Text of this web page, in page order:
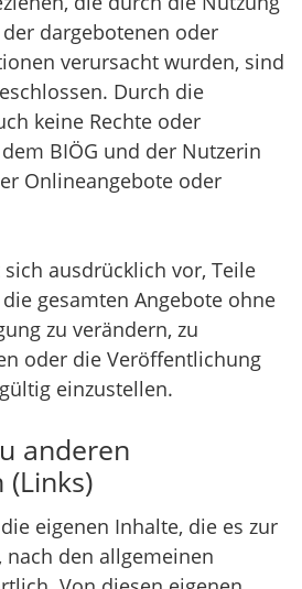
dargebotenen oder
verursacht wurden, sind
Durch die
keine Rechte oder
BIÖG und der Nutzerin
Onlineangebote oder
sich ausdrücklich vor, Teile
gesamten Angebote ohne
zu verändern, zu
oder die Veröffentlichung
einzustellen.
anderen
eigenen Inhalte, die es zur
den allgemeinen